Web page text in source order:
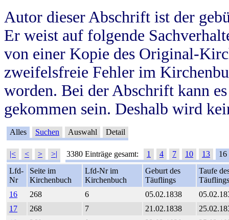
Autor dieser Abschrift ist der
Er weist auf folgende
von einer Kopie des Original-
zweifelsfreie Fehler im
worden. Bei der Abschrift kann
gekommen sein. Deshalb wird
Alles Suchen Auswahl Detail
|< < > >| 3380 Einträge gesamt: 1 4 7 10 13
16
Lfd-
Nr
Seite im
Kirchenbuch
Lfd-Nr im
Kirchenbuch
Geburt des
Täuflings
Taufe
Täuflings
16
268 6 05.02.1838
17
268 7 21.02.1838